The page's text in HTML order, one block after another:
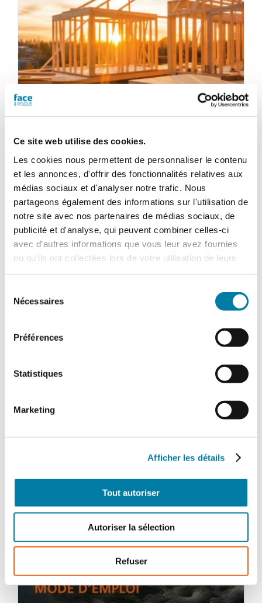
Ce site web utilise des cookies.
Les cookies nous permettent de personnaliser le contenu
et les annonces, d'offrir des fonctionnalités relatives aux
médias sociaux et d'analyser notre trafic. Nous
partageons également des informations sur l'utilisation de
notre site avec nos partenaires de médias sociaux, de
publicité et d'analyse, qui peuvent combiner celles-ci
avec d'autres informations que vous leur avez fournies
ou qu'ils ont collectées lors de votre utilisation de leurs
Nécessaires
Préférences
Statistiques
Marketing
Afficher les détails
Tout autoriser
Autoriser la sélection
Refuser
Face au Risque
Magazine numérique n° 597 –
Novembre 2023
28,80 € TTC